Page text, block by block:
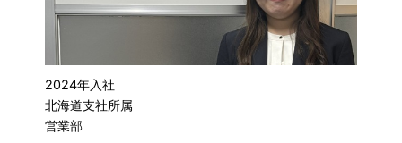
2024年入社
北海道支社所属
営業部